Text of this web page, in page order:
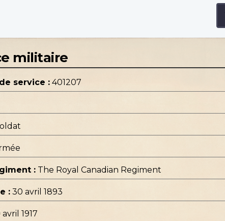
militaire
service : 401207
: The Royal Canadian Regiment
: 30 avril 1893
avril 1917